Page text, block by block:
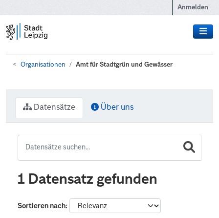
Anmelden
Organisationen Amt für Stadtgrün und Gewässer
Datensätze Über uns
1 Datensatz gefunden
Sortieren nach